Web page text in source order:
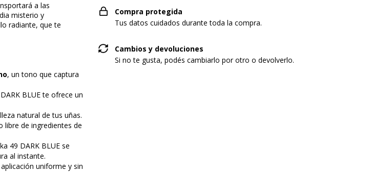
a las
misterio y
radiante, que te
, un tono que captura
BLUE te ofrece un
natural de tus uñas.
libre de ingredientes de
49 DARK BLUE se
al instante.
uniforme y sin
Compra protegida
Tus datos cuidados durante toda la compra.
Cambios y devoluciones
Si no te gusta, podés cambiarlo por otro o devolverlo.